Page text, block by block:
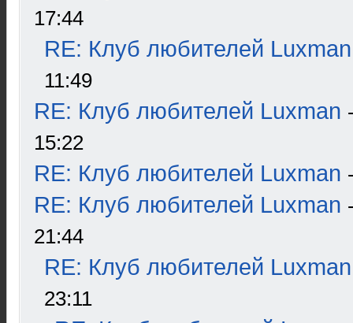
17:44
RE: Клуб любителей Luxman
11:49
RE: Клуб любителей Luxman
15:22
RE: Клуб любителей Luxman
RE: Клуб любителей Luxman
21:44
RE: Клуб любителей Luxman
23:11